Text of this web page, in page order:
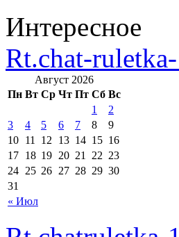
Интересное
Rt.chat-
Август 2026
Пн Вт Ср Чт Пт Сб Вс
« Июл
1
2
3
4 5 6 7 8
9
10 11 12 13 14 15 16
17 18 19 20 21 22 23
24 25 26 27 28 29 30
31